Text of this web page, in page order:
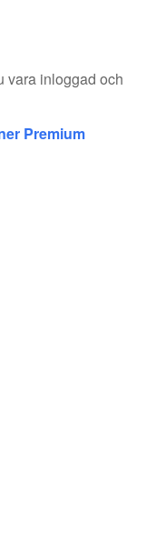
vara inloggad och
Premium